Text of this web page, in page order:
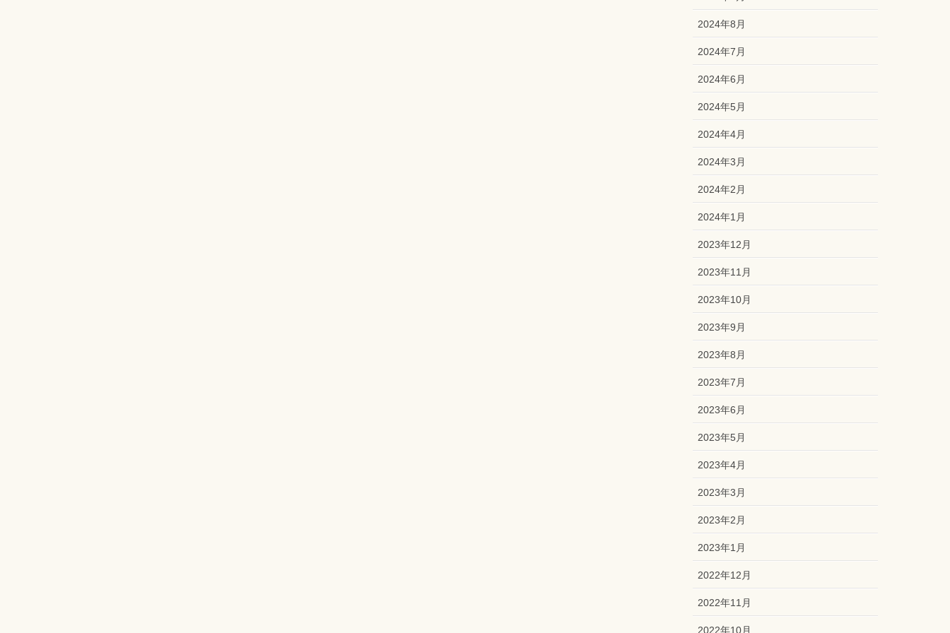
2024年8月
2024年7月
2024年6月
2024年5月
2024年4月
2024年3月
2024年2月
2024年1月
2023年12月
2023年11月
2023年10月
2023年9月
2023年8月
2023年7月
2023年6月
2023年5月
2023年4月
2023年3月
2023年2月
2023年1月
2022年12月
2022年11月
2022年10月